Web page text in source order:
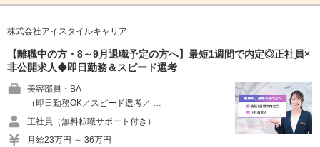
株式会社アイスタイルキャリア
【離職中の方・8～9月退職予定の方へ】最短1週間で内定◎正社員×
非公開求人◆即日勤務＆スピード選考
美容部員・BA
（即日勤務OK／スピード選考／ …
正社員（無料転職サポート付き）
月給23万円 ～ 36万円